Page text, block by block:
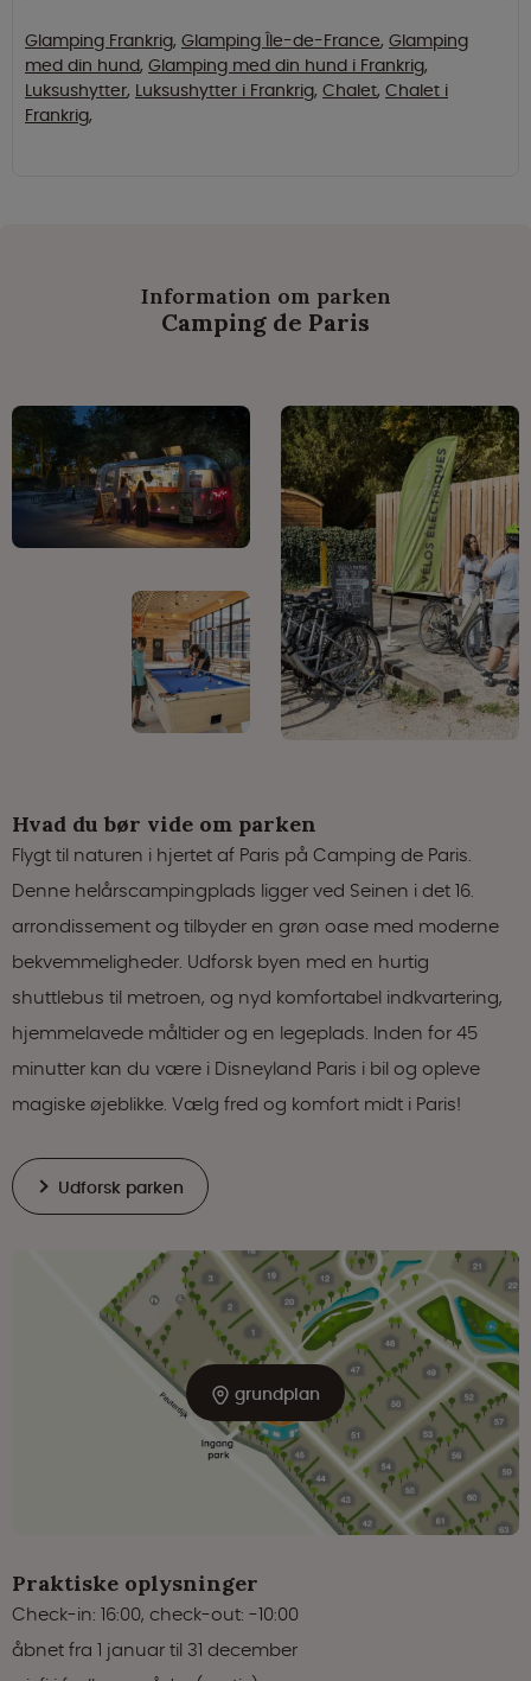
Glamping Frankrig, Glamping Île-de-France, Glamping
med din hund, Glamping med din hund i Frankrig,
Luksushytter, Luksushytter i Frankrig, Chalet, Chalet i
Frankrig,
Information om parken
Camping de Paris
Hvad du bør vide om parken
Flygt til naturen i hjertet af Paris på Camping de Paris.
Denne helårscampingplads ligger ved Seinen i det 16.
arrondissement og tilbyder en grøn oase med moderne
bekvemmeligheder. Udforsk byen med en hurtig
shuttlebus til metroen, og nyd komfortabel indkvartering,
hjemmelavede måltider og en legeplads. Inden for 45
minutter kan du være i Disneyland Paris i bil og opleve
magiske øjeblikke. Vælg fred og komfort midt i Paris!
Udforsk parken
grundplan
Praktiske oplysninger
Check-in: 16:00, check-out: -10:00
åbnet fra 1 januar til 31 december